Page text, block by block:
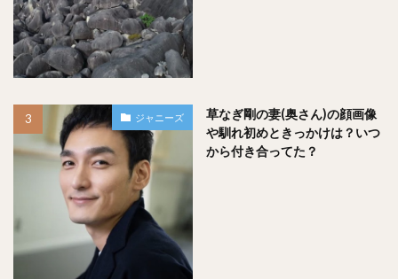
ジャニーズ
草なぎ剛の妻(奥さん)の顔画像
や馴れ初めときっかけは？いつ
から付き合ってた？